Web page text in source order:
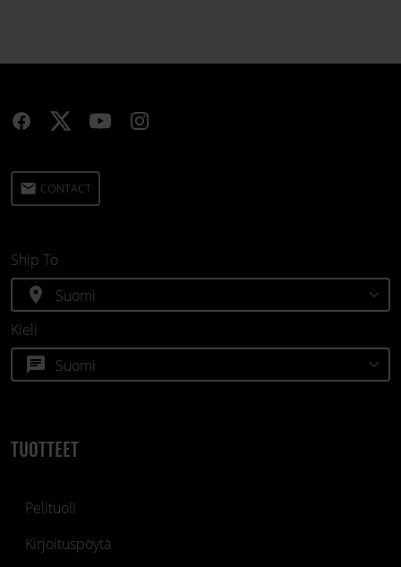
email CONTACT
TUOTTEET
Pelituoli
Kirjoituspöytä
Ship To
location_on
Kieli
chat